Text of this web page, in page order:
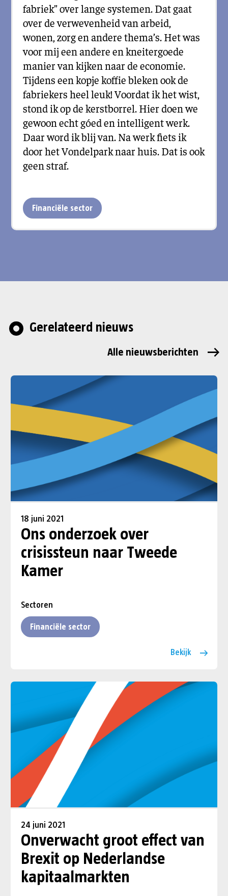
fabriek” over lange systemen. Dat gaat
over de verwevenheid van arbeid,
wonen, zorg en andere thema’s. Het was
voor mij een andere en kneitergoede
manier van kijken naar de economie.
Tijdens een kopje koffie bleken ook de
fabriekers heel leuk! Voordat ik het wist,
stond ik op de kerstborrel. Hier doen we
gewoon echt góed en intelligent werk.
Daar word ik blij van. Na werk fiets ik
door het Vondelpark naar huis. Dat is ook
geen straf.
Financiële sector
Gerelateerd nieuws
Alle nieuwsberichten
18 juni 2021
Ons onderzoek over
crisissteun naar Tweede
Kamer
Sectoren
Financiële sector
Bekijk
24 juni 2021
Onverwacht groot effect van
Brexit op Nederlandse
kapitaalmarkten